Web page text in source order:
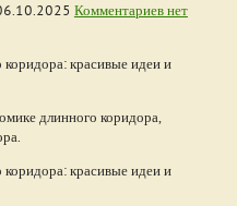
Комментариев нет
длинного коридора,